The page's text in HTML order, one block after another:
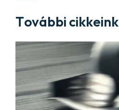
További cikkeink